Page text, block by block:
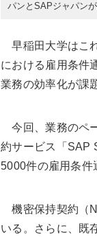
パンとSAPジャパン
早稲田大学はこ
における雇用条件
業務の効率化が課
今回、業務のペ
約サービス「SAP
5000件の雇用条件
機密保持契約（
いる。さらに、既